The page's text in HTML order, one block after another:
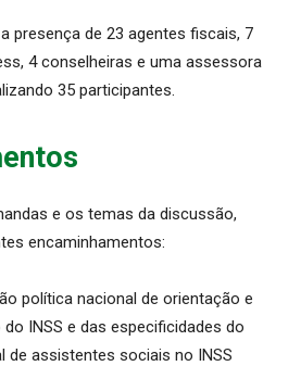
presença de 23 agentes fiscais, 7
4 conselheiras e uma assessora
35 participantes.
e os temas da discussão,
encaminhamentos:
política nacional de orientação e
INSS e das especificidades do
de assistentes sociais no INSS